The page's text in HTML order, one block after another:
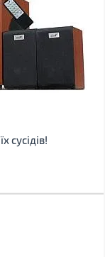
сусідів!